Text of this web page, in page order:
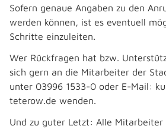
Sofern genaue Angaben zu den
werden können, ist es eventuell
Schritte einzuleiten.
Wer Rückfragen hat bzw.
sich gern an die Mitarbeiter der
unter 03996 1533-0 oder E-Mail:
teterow.de wenden.
Und zu guter Letzt: Alle Mitarbeiter